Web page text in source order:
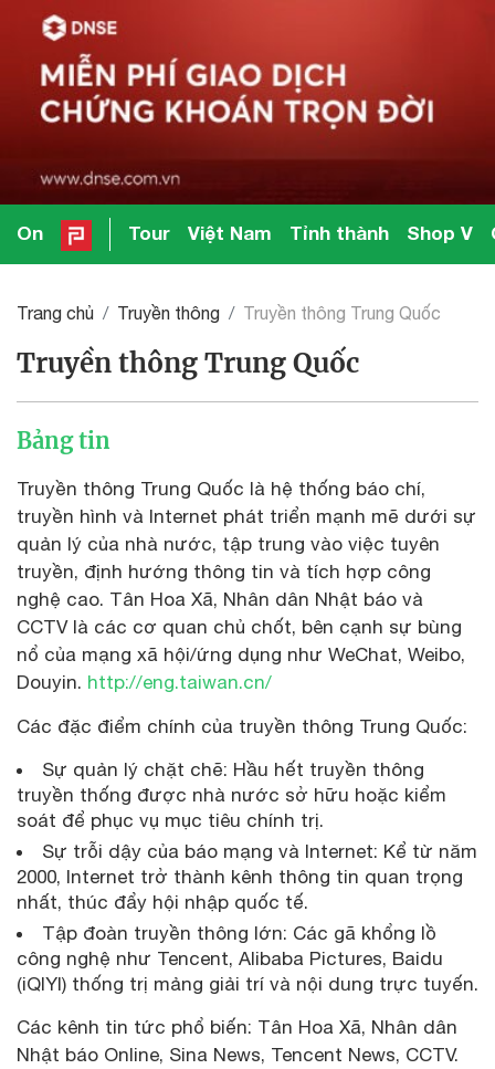
On Tour Việt Nam Tỉnh thành Shop V
Trang chủ Truyền thông Truyền thông Trung Quốc
Truyền thông Trung Quốc
Bảng tin
Truyền thông Trung Quốc là hệ thống báo chí,
truyền hình và Internet phát triển mạnh mẽ dưới sự
quản lý của nhà nước, tập trung vào việc tuyên
truyền, định hướng thông tin và tích hợp công
nghệ cao. Tân Hoa Xã, Nhân dân Nhật báo và
CCTV là các cơ quan chủ chốt, bên cạnh sự bùng
nổ của mạng xã hội/ứng dụng như WeChat, Weibo,
Douyin. http://eng.taiwan.cn/
Các đặc điểm chính của truyền thông Trung Quốc:
Sự quản lý chặt chẽ: Hầu hết truyền thông
truyền thống được nhà nước sở hữu hoặc kiểm
soát để phục vụ mục tiêu chính trị.
Sự trỗi dậy của báo mạng và Internet: Kể từ năm
2000, Internet trở thành kênh thông tin quan trọng
nhất, thúc đẩy hội nhập quốc tế.
Tập đoàn truyền thông lớn: Các gã khổng lồ
công nghệ như Tencent, Alibaba Pictures, Baidu
(iQIYI) thống trị mảng giải trí và nội dung trực tuyến.
Các kênh tin tức phổ biến: Tân Hoa Xã, Nhân dân
Nhật báo Online, Sina News, Tencent News, CCTV.